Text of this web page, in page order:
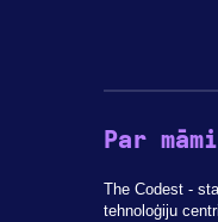
Par
The Codest -
tehnoloģiju